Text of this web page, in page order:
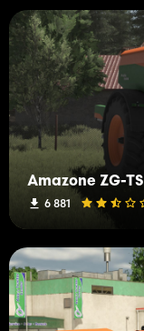
Amazone ZG-TS
6 881